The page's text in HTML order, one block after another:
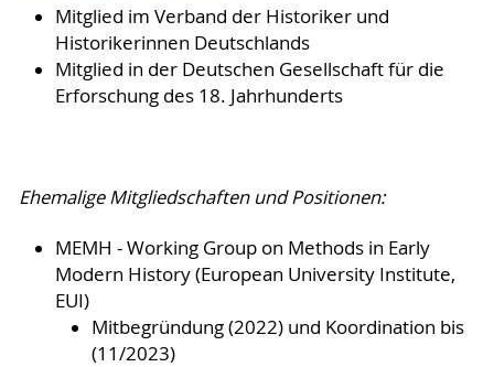
Mitglied im Verband der Historiker und
Historikerinnen Deutschlands
Mitglied in der Deutschen Gesellschaft für die
Erforschung des 18. Jahrhunderts
Ehemalige Mitgliedschaften und Positionen:
MEMH - Working Group on Methods in Early
Modern History (European University Institute,
EUI)
Mitbegründung (2022) und Koordination bis
(11/2023)